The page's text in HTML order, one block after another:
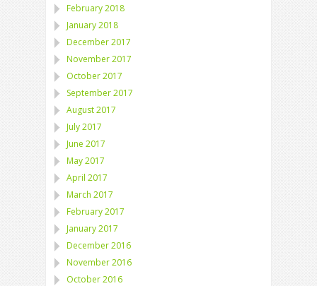
February 2018
January 2018
December 2017
November 2017
October 2017
September 2017
August 2017
July 2017
June 2017
May 2017
April 2017
March 2017
February 2017
January 2017
December 2016
November 2016
October 2016